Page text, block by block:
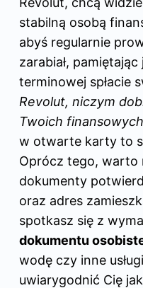
stabilną osobą
abyś regularnie
zarabiał,
terminowej spłacie
Revolut, niczym
Twoich
w otwarte karty to
Oprócz tego, warto
dokumenty
oraz adres
spotkasz się z
dokumentu
wodę czy inne
uwiarygodnić Cię